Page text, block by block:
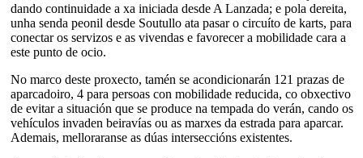
dando continuidade a xa iniciada desde A Lanzada; e pola dereita,
unha senda peonil desde Soutullo ata pasar o circuíto de karts, para
conectar os servizos e as vivendas e favorecer a mobilidade cara a
este punto de ocio.
No marco deste proxecto, tamén se acondicionarán 121 prazas de
aparcadoiro, 4 para persoas con mobilidade reducida, co obxectivo
de evitar a situación que se produce na tempada do verán, cando os
vehículos invaden beiravías ou as marxes da estrada para aparcar.
Ademais, melloraranse as dúas interseccións existentes.